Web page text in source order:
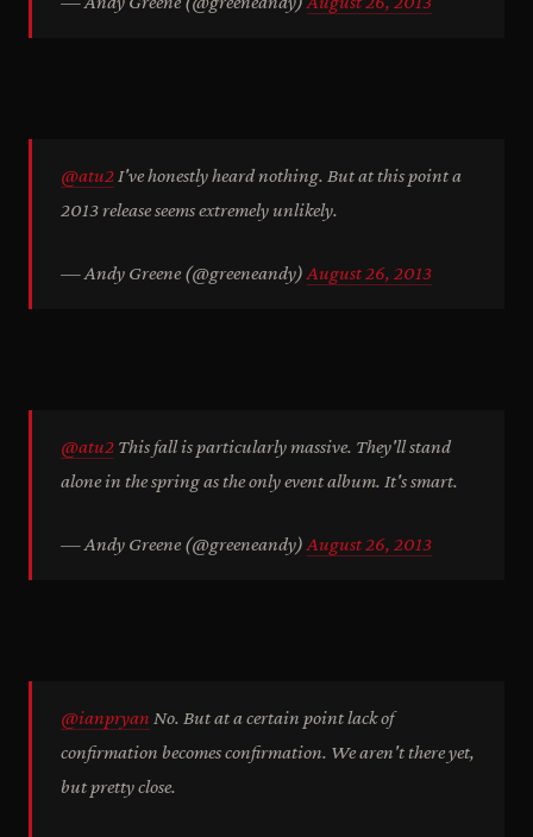
@atu2I've honestly heard nothing. But at this point a
2013 release seems extremely unlikely.
— Andy Greene (@greeneandy)August 26, 2013
@atu2 This fall is particularly massive. They'll stand
alone in the spring as the only event album. It's smart.
— Andy Greene (@greeneandy)August 26, 2013
@ianpryan No. But at a certain point lack of
confirmation becomes confirmation. We aren't there yet,
but pretty close.